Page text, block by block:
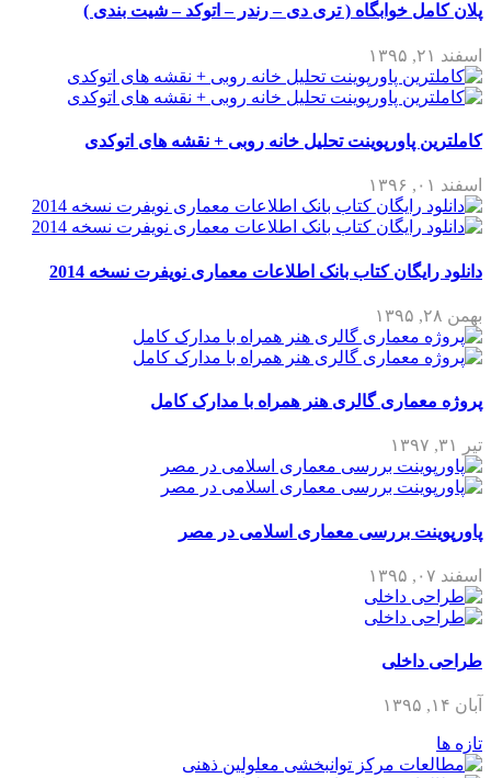
پلان کامل خوابگاه ( تری دی – رندر – اتوکد – شیت بندی )
اسفند ۲۱, ۱۳۹۵
کاملترین پاورپوینت تحلیل خانه روبی + نقشه های اتوکدی
اسفند ۰۱, ۱۳۹۶
دانلود رایگان کتاب بانک اطلاعات معماری نویفرت نسخه 2014
بهمن ۲۸, ۱۳۹۵
پروژه معماری گالری هنر همراه با مدارک کامل
تیر ۳۱, ۱۳۹۷
پاورپوینت بررسی معماری اسلامی در مصر
اسفند ۰۷, ۱۳۹۵
طراحی داخلی
آبان ۱۴, ۱۳۹۵
تازه ها